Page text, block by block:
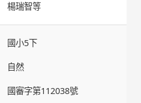
楊瑞智等
國小5下
自然
國審字第112038號